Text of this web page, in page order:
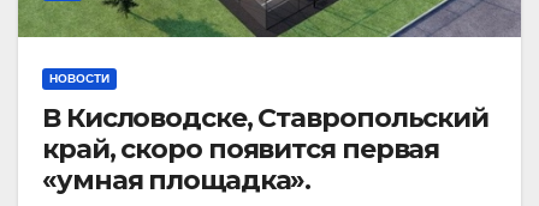
НОВОСТИ
В Кисловодске, Ставропольский
край, скоро появится первая
«умная площадка».